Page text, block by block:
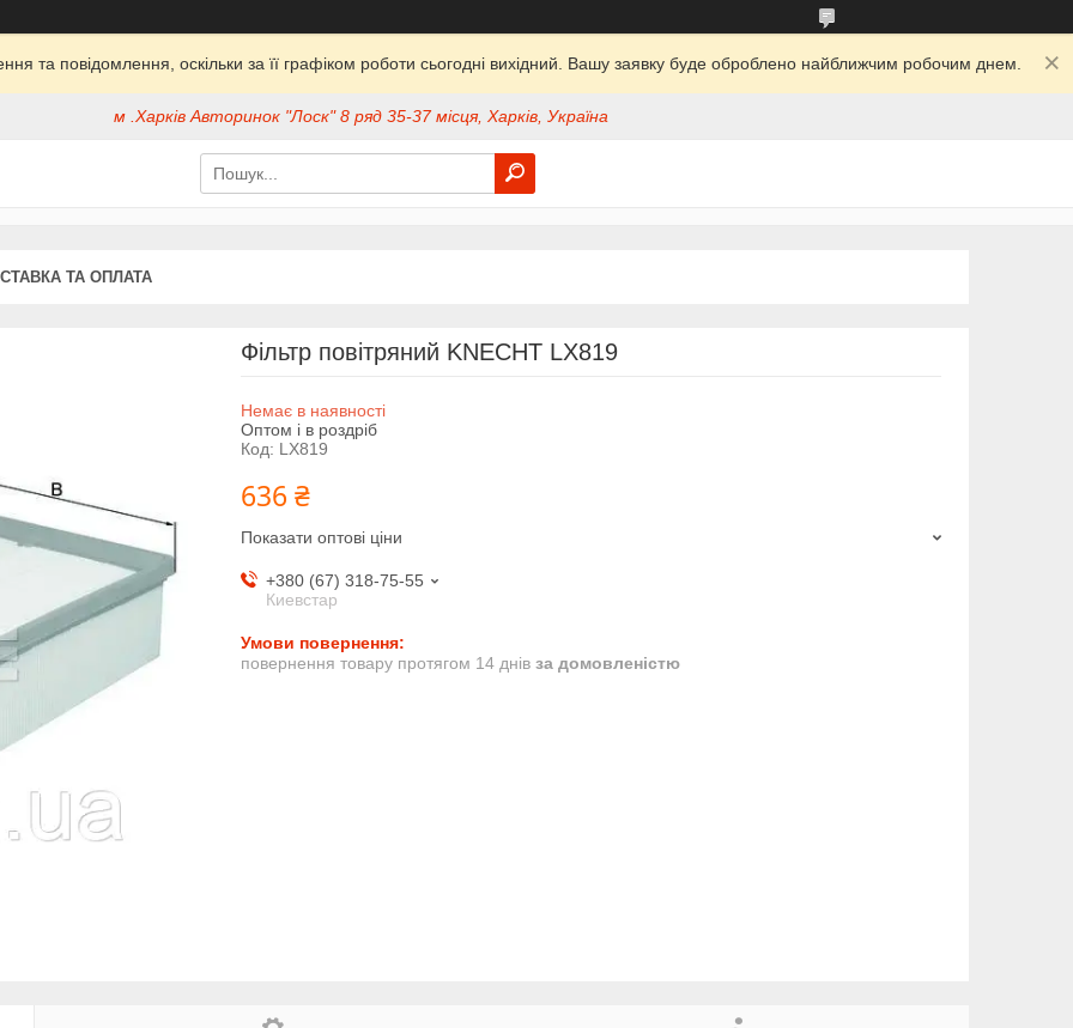
та повідомлення, оскільки за її графіком роботи сьогодні вихідний. Вашу заявку буде оброблено найближчим робочим днем.
м .Харків Авторинок "Лоск" 8 ряд 35-37 місця, Харків, Україна
ТА ОПЛАТА
Фільтр повітряний KNECHT LX819
Немає в наявності
Оптом і в роздріб
Код: LX819
636 ₴
Показати оптові ціни
+380 (67) 318-75-55
Киевстар
повернення товару протягом 14 днів за домовленістю